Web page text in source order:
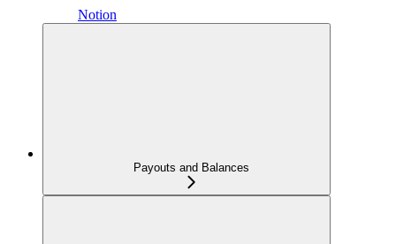
Notion
Payouts and Balances